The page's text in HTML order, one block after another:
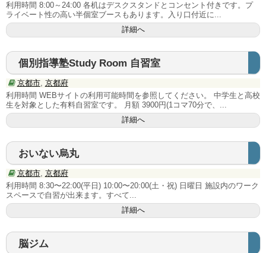
利用時間 8:00～24:00 各机はデスクスタンドとコンセント付きです。プ
ライベート性の高い半個室ブースもあります。入り口付近に...
詳細へ
個別指導塾Study Room 自習室
京都市, 京都府
利用時間 WEBサイトの利用可能時間を参照してください。 中学生と高校
生を対象とした有料自習室です。 月額 3900円(1コマ70分で、...
詳細へ
おいない烏丸
京都市, 京都府
利用時間 8:30〜22:00(平日) 10:00〜20:00(土・祝) 日曜日 施設内のワーク
スペースで自習が出来ます。すべて...
詳細へ
脳ジム
愛媛県
九州･沖縄地方
福岡県
熊本県
宮崎県
沖縄県
タイプ別 有料自習室
24時間利用できる自習室
PC・電卓が使える自習室